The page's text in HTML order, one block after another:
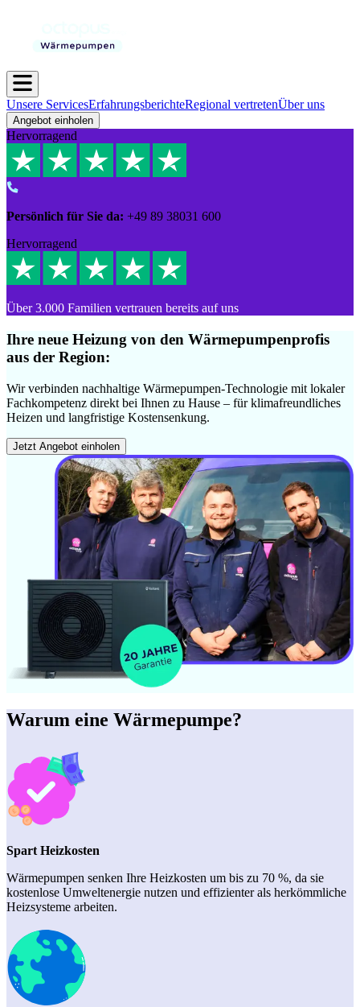
Unsere ServicesErfahrungsberichteRegional vertretenÜber uns
Angebot einholen
Hervorragend
Persönlich für Sie da: +49 89 38031 600
Hervorragend
Über 3.000 Familien vertrauen bereits auf uns
Ihre neue Heizung von den Wärmepumpenprofis
aus der Region:
Wir verbinden nachhaltige Wärmepumpen-Technologie mit lokaler
Fachkompetenz direkt bei Ihnen zu Hause – für klimafreundliches
Heizen und langfristige Kostensenkung.
Jetzt Angebot einholen
Warum eine Wärmepumpe?
Spart Heizkosten
Wärmepumpen senken Ihre Heizkosten um bis zu 70 %, da sie
kostenlose Umweltenergie nutzen und effizienter als herkömmliche
Heizsysteme arbeiten.